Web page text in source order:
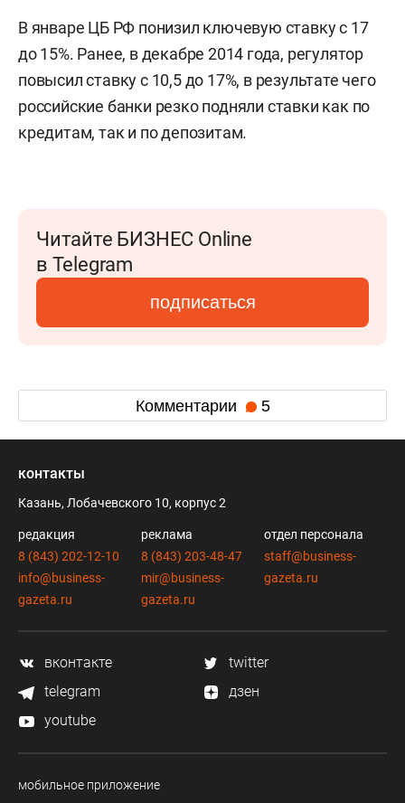
В январе ЦБ РФ понизил ключевую ставку с 17
до 15%. Ранее, в декабре 2014 года, регулятор
повысил ставку с 10,5 до 17%, в результате чего
российские банки резко подняли ставки как по
кредитам, так и по депозитам.
Читайте БИЗНЕС Online
в Telegram
подписаться
Комментарии 5
контакты
Казань, Лобачевского 10, корпус 2
редакция
8 (843) 202-12-10
info@business-
gazeta.ru
реклама
8 (843) 203-48-47
mir@business-
gazeta.ru
отдел персонала
staff@business-
gazeta.ru
вконтакте
twitter
telegram
дзен
youtube
мобильное приложение